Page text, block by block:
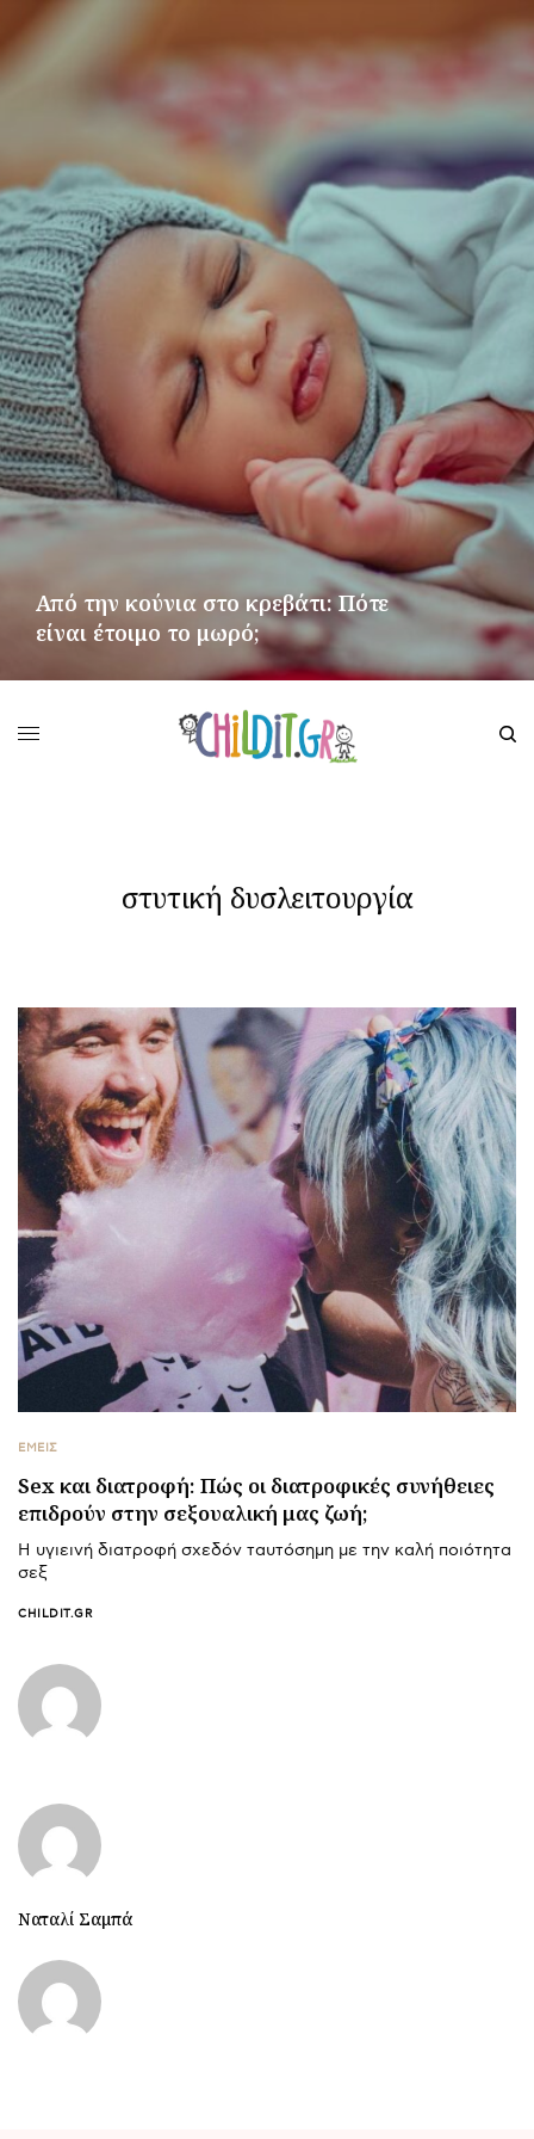
Από την κούνια στο κρεβάτι: Πότε
είναι έτοιμο το μωρό;
στυτική δυσλειτουργία
ΕΜΕΙΣ
Sex και διατροφή: Πώς οι διατροφικές συνήθειες
επιδρούν στην σεξουαλική μας ζωή;
Η υγιεινή διατροφή σχεδόν ταυτόσημη με την καλή ποιότητα
σεξ
CHILDIT.GR
Ναταλί Σαμπά